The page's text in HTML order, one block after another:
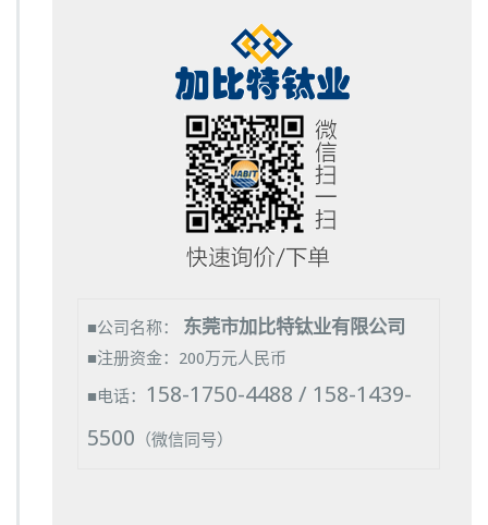
■公司名称： 东莞市加比特钛业有限公司
■注册资金：200万元人民币
■电话：
158-1750-4488 / 158-1439-
5500 （微信同号）